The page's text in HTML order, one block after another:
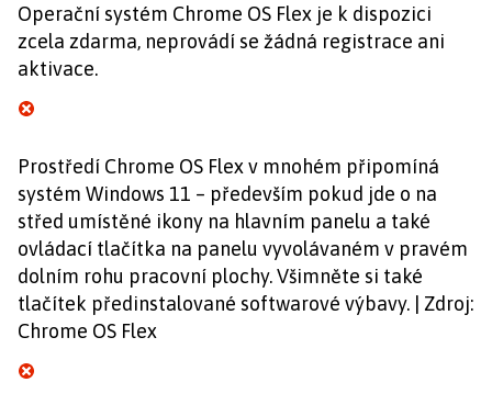
Operační systém Chrome OS Flex je k dispozici
zcela zdarma, neprovádí se žádná registrace ani
aktivace.
Prostředí Chrome OS Flex v mnohém připomíná
systém Windows 11 – především pokud jde o na
střed umístěné ikony na hlavním panelu a také
ovládací tlačítka na panelu vyvolávaném v pravém
dolním rohu pracovní plochy. Všimněte si také
tlačítek předinstalované softwarové výbavy. | Zdroj:
Chrome OS Flex